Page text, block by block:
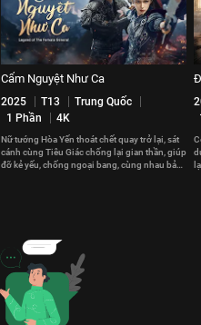
Cẩm Nguyệt Như Ca
2025 T13
Trung Quốc
1 Phần
4K
Nữ tướng Hòa Yến thoát chết quay trở lại, sát
cánh cùng Tiêu Giác chống lại gian thần, giúp
đỡ kẻ yếu, chống ngoại bang, cùng nhau bảo